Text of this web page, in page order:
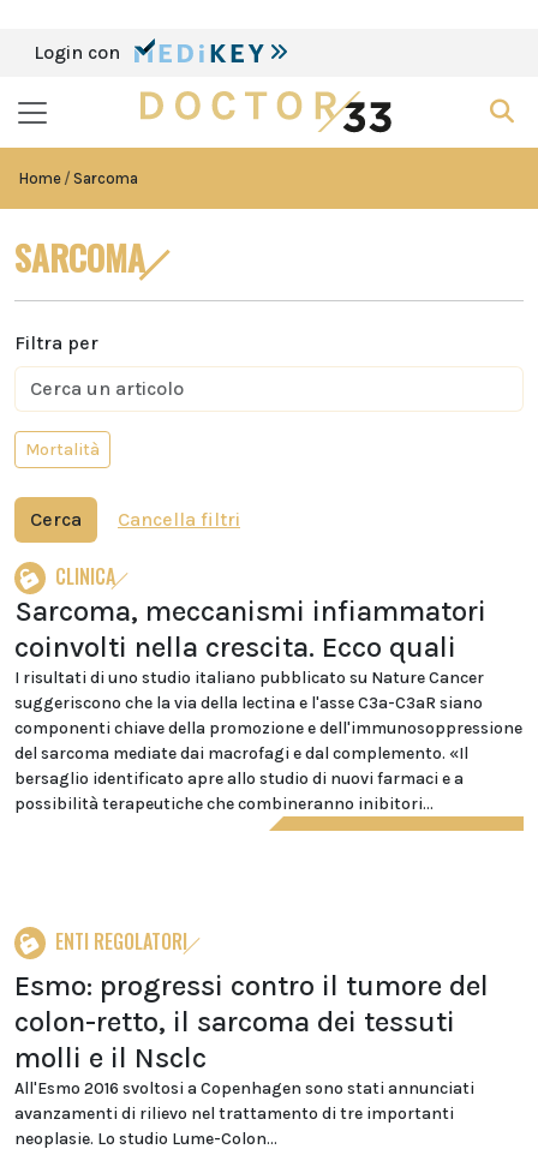
Login con
Home Sarcoma
SARCOMA
Filtra per
Mortalità
Cerca Cancella filtri
CLINICA
Sarcoma, meccanismi infiammatori
coinvolti nella crescita. Ecco quali
I risultati di uno studio italiano pubblicato su Nature Cancer
suggeriscono che la via della lectina e l'asse C3a-C3aR siano
componenti chiave della promozione e dell'immunosoppressione
del sarcoma mediate dai macrofagi e dal complemento. «Il
bersaglio identificato apre allo studio di nuovi farmaci e a
possibilità terapeutiche che combineranno inibitori...
ENTI REGOLATORI
Esmo: progressi contro il tumore del
colon-retto, il sarcoma dei tessuti
molli e il Nsclc
All'Esmo 2016 svoltosi a Copenhagen sono stati annunciati
avanzamenti di rilievo nel trattamento di tre importanti
neoplasie. Lo studio Lume-Colon...